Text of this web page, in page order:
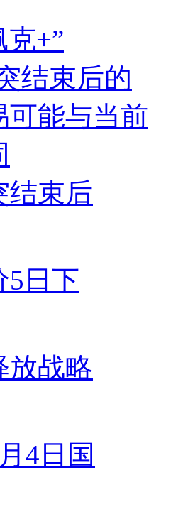
克+”
结束后
5日下
放战略
4日国